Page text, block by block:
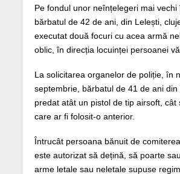
Pe fondul unor neînțelegeri mai vechi
bărbatul de 42 de ani, din Lelești,
executat două focuri cu acea armă
oblic, în direcția locuinței persoanei
La solicitarea organelor de poliție, în
septembrie, bărbatul de 41 de ani din
predat atât un pistol de tip airsoft, cât
care ar fi folosit-o anterior.
Întrucât persoana bănuit de
este autorizat să dețină, să poarte
arme letale sau neletale supuse